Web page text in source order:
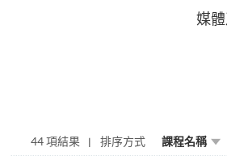
媒
44 項結果 排序方式 課程名稱